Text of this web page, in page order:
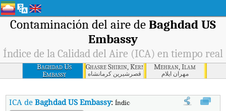
Contaminación del aire de Baghdad US
Embassy
Índice de la Calidad del Aire (ICA) en tiempo real
Baghdad Us
Embassy
Ghasre Shirin, Kerman Shah
قصرشیرین كرمانشاه
Mehran, Ilam
مهران ایلام
ICA deBaghdad US Embassy:Índice de la Calidad del Aire (ICA) de